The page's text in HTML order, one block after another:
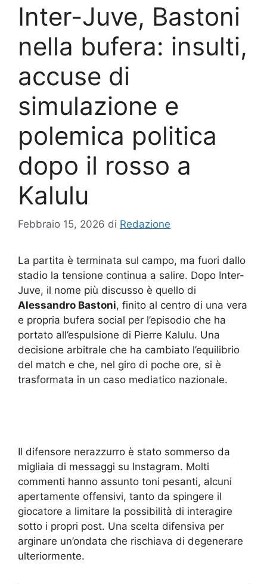
Inter-Juve, Bastoni
nella bufera: insulti,
accuse di
simulazione e
polemica politica
dopo il rosso a
Kalulu
Febbraio 15, 2026 di Redazione
La partita è terminata sul campo, ma fuori dallo
stadio la tensione continua a salire. Dopo Inter-
Juve, il nome più discusso è quello di
Alessandro Bastoni, finito al centro di una vera
e propria bufera social per l’episodio che ha
portato all’espulsione di Pierre Kalulu. Una
decisione arbitrale che ha cambiato l’equilibrio
del match e che, nel giro di poche ore, si è
trasformata in un caso mediatico nazionale.
Il difensore nerazzurro è stato sommerso da
migliaia di messaggi su Instagram. Molti
commenti hanno assunto toni pesanti, alcuni
apertamente offensivi, tanto da spingere il
giocatore a limitare la possibilità di interagire
sotto i propri post. Una scelta difensiva per
arginare un’ondata che rischiava di degenerare
ulteriormente.